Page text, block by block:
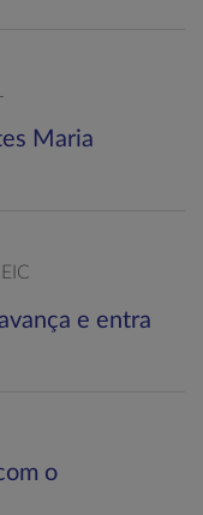
Maria
e entra
o